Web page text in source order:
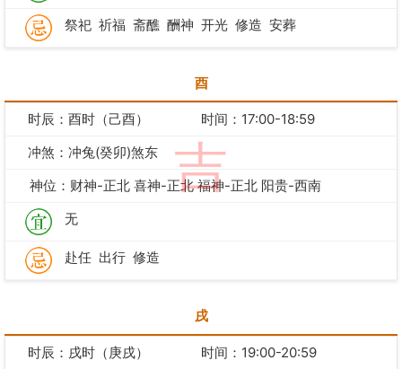
祭祀 祈福 斋醮 酬神 开光 修造 安葬
酉
吉
时辰：酉时（己酉）
时间：17:00-18:59
冲煞：冲兔(癸卯)煞东
神位：财神-正北 喜神-正北 福神-正北 阳贵-西南
无
赴任 出行 修造
戌
时辰：戌时（庚戌）
时间：19:00-20:59